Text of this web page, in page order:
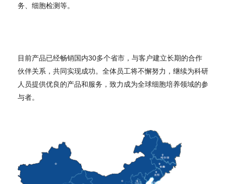
务、细胞检测等。
目前产品已经畅销国内30多个省市，与客户建立长期的合作
伙伴关系，共同实现成功。全体员工将不懈努力，继续为科研
人员提供优良的产品和服务，致力成为全球细胞培养领域的参
与者。